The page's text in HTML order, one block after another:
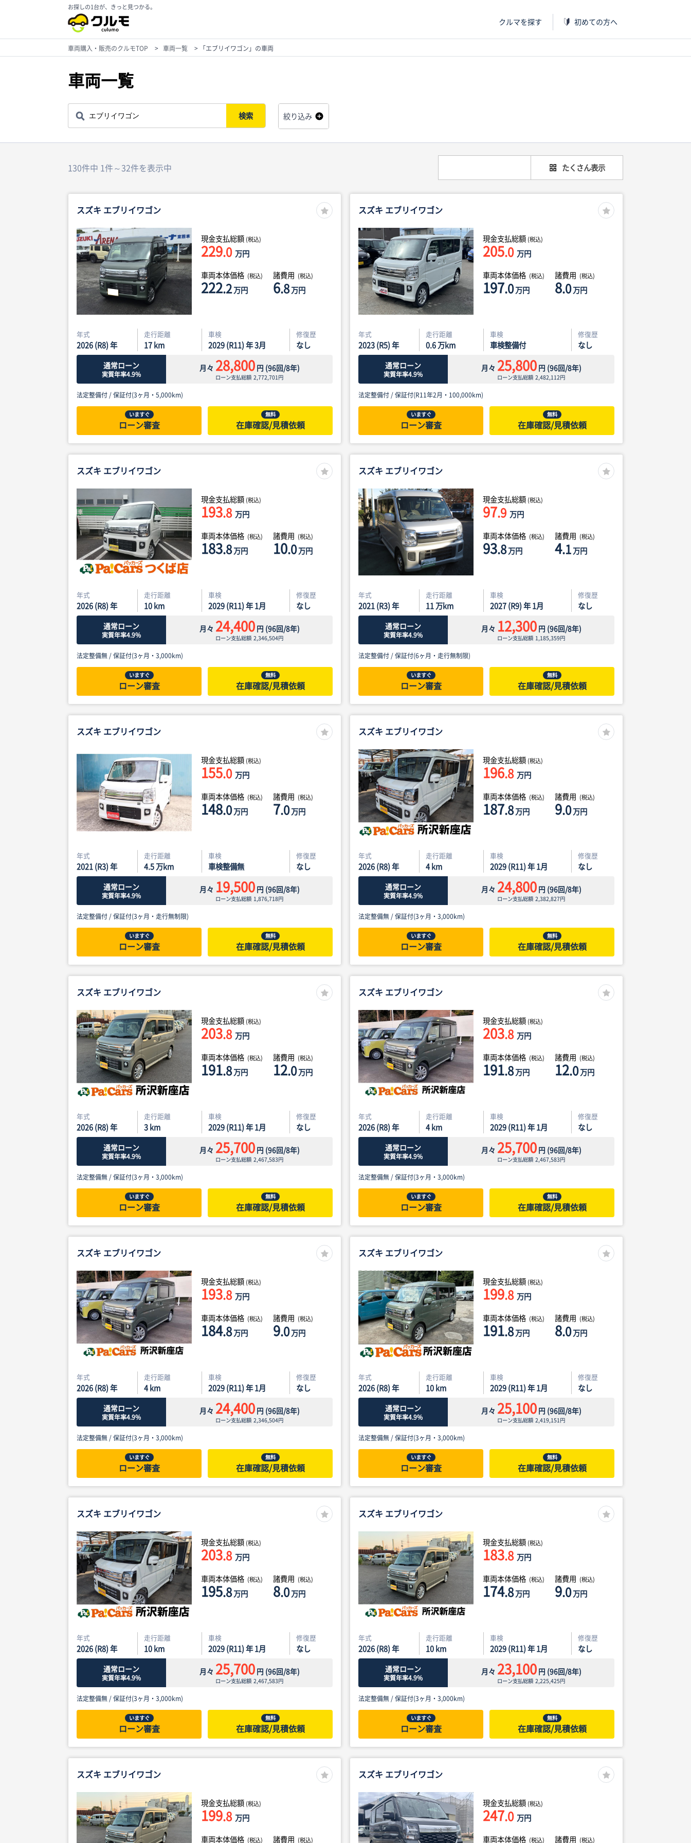
お探しの1台が、きっと見つかる。
クルマを探す 初めての方へ
車両購入・販売のクルモTOP > 車両一覧 > 「エブリイワゴン」の車両
車両一覧
検索 絞り込み
130件中 1件～32件を表示中 たくさん表示
スズキ エブリイワゴン
現金支払総額 (税込)
229.0 万円
車両本体価格 (税込)
222.2万円
諸費用 (税込)
6.8万円
年式
2026 (R8) 年
走行距離
17km
車検
2029 (R11) 年 3月
修復歴
なし
通常ローン
実質年率4.9%
月々 28,800円 (96回/8年)
ローン支払総額2,772,701円
法定整備付 /保証付(3ヶ月・5,000km)
いますぐ
ローン審査
無料
在庫確認/見積依頼
スズキ エブリイワゴン
現金支払総額 (税込)
205.0 万円
車両本体価格 (税込)
197.0万円
諸費用 (税込)
8.0万円
年式
2023 (R5) 年
走行距離
0.6万km
車検
車検整備付
修復歴
なし
通常ローン
実質年率4.9%
月々 25,800円 (96回/8年)
ローン支払総額2,482,112円
法定整備付 /保証付(R11年2月・100,000km)
いますぐ
ローン審査
無料
在庫確認/見積依頼
スズキ エブリイワゴン
現金支払総額 (税込)
193.8 万円
車両本体価格 (税込)
183.8万円
諸費用 (税込)
10.0万円
年式
2026 (R8) 年
走行距離
10km
車検
2029 (R11) 年 1月
修復歴
なし
通常ローン
実質年率4.9%
月々 24,400円 (96回/8年)
ローン支払総額2,346,504円
法定整備無 /保証付(3ヶ月・3,000km)
いますぐ
ローン審査
無料
在庫確認/見積依頼
スズキ エブリイワゴン
現金支払総額 (税込)
97.9 万円
車両本体価格 (税込)
93.8万円
諸費用 (税込)
4.1万円
年式
2021 (R3) 年
走行距離
11万km
車検
2027 (R9) 年 1月
修復歴
なし
通常ローン
実質年率4.9%
月々 12,300円 (96回/8年)
ローン支払総額 1,185,359円
法定整備付 /保証付(6ヶ月・走行無制限)
いますぐ
ローン審査
無料
在庫確認/見積依頼
スズキ エブリイワゴン
現金支払総額 (税込)
155.0 万円
車両本体価格 (税込)
148.0万円
諸費用 (税込)
7.0万円
年式
2021 (R3) 年
走行距離
4.5万km
車検
車検整備無
修復歴
なし
通常ローン
実質年率4.9%
月々 19,500円 (96回/8年)
ローン支払総額 1,876,718円
法定整備付 /保証付(3ヶ月・走行無制限)
いますぐ
ローン審査
無料
在庫確認/見積依頼
スズキ エブリイワゴン
現金支払総額 (税込)
196.8 万円
車両本体価格 (税込)
187.8万円
諸費用 (税込)
9.0万円
年式
2026 (R8) 年
走行距離
4km
車検
2029 (R11) 年 1月
修復歴
なし
通常ローン
実質年率4.9%
月々 24,800円 (96回/8年)
ローン支払総額2,382,827円
法定整備無 /保証付(3ヶ月・3,000km)
いますぐ
ローン審査
無料
在庫確認/見積依頼
スズキ エブリイワゴン
現金支払総額 (税込)
203.8 万円
車両本体価格 (税込)
191.8万円
諸費用 (税込)
12.0万円
年式
2026 (R8) 年
走行距離
3km
車検
2029 (R11) 年 1月
修復歴
なし
通常ローン
実質年率4.9%
月々 25,700円 (96回/8年)
ローン支払総額2,467,583円
法定整備無 /保証付(3ヶ月・3,000km)
いますぐ
ローン審査
無料
在庫確認/見積依頼
スズキ エブリイワゴン
現金支払総額 (税込)
203.8 万円
車両本体価格 (税込)
191.8万円
諸費用 (税込)
12.0万円
年式
2026 (R8) 年
走行距離
4km
車検
2029 (R11) 年 1月
修復歴
なし
通常ローン
実質年率4.9%
月々 25,700円 (96回/8年)
ローン支払総額2,467,583円
法定整備無 /保証付(3ヶ月・3,000km)
いますぐ
ローン審査
無料
在庫確認/見積依頼
スズキ エブリイワゴン
現金支払総額 (税込)
193.8 万円
車両本体価格 (税込)
184.8万円
諸費用 (税込)
9.0万円
年式
2026 (R8) 年
走行距離
4km
車検
2029 (R11) 年 1月
修復歴
なし
通常ローン
実質年率4.9%
月々 24,400円 (96回/8年)
ローン支払総額2,346,504円
法定整備無 /保証付(3ヶ月・3,000km)
いますぐ
ローン審査
無料
在庫確認/見積依頼
スズキ エブリイワゴン
現金支払総額 (税込)
199.8 万円
車両本体価格 (税込)
191.8万円
諸費用 (税込)
8.0万円
年式
2026 (R8) 年
走行距離
10km
車検
2029 (R11) 年 1月
修復歴
なし
通常ローン
実質年率4.9%
月々 25,100円 (96回/8年)
ローン支払総額2,419,151円
法定整備無 /保証付(3ヶ月・3,000km)
いますぐ
ローン審査
無料
在庫確認/見積依頼
スズキ エブリイワゴン
現金支払総額 (税込)
203.8 万円
車両本体価格 (税込)
195.8万円
諸費用 (税込)
8.0万円
年式
2026 (R8) 年
走行距離
10km
車検
2029 (R11) 年 1月
修復歴
なし
通常ローン
実質年率4.9%
月々 25,700円 (96回/8年)
ローン支払総額2,467,583円
法定整備無 /保証付(3ヶ月・3,000km)
いますぐ
ローン審査
無料
在庫確認/見積依頼
スズキ エブリイワゴン
現金支払総額 (税込)
183.8 万円
車両本体価格 (税込)
174.8万円
諸費用 (税込)
9.0万円
年式
2026 (R8) 年
走行距離
10km
車検
2029 (R11) 年 1月
修復歴
なし
通常ローン
実質年率4.9%
月々 23,100円 (96回/8年)
ローン支払総額2,225,425円
法定整備無 /保証付(3ヶ月・3,000km)
いますぐ
ローン審査
無料
在庫確認/見積依頼
スズキ エブリイワゴン
現金支払総額 (税込)
199.8 万円
車両本体価格 (税込) 諸費用 (税込)
スズキ エブリイワゴン
現金支払総額 (税込)
247.0 万円
車両本体価格 (税込) 諸費用 (税込)